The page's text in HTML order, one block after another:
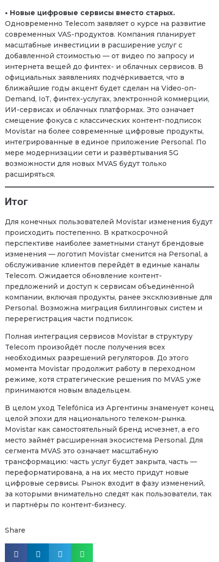
• Новые цифровые сервисы вместо старых.
Одновременно Telecom заявляет о курсе на развитие
современных VAS-продуктов. Компания планирует
масштабные инвестиции в расширение услуг с
добавленной стоимостью — от видео по запросу и
интернета вещей до финтех- и облачных сервисов. В
официальных заявлениях подчёркивается, что в
ближайшие годы акцент будет сделан на Video-on-
Demand, IoT, финтех-услугах, электронной коммерции,
ИИ-сервисах и облачных платформах. Это означает
смещение фокуса с классических контент-подписок
Movistar на более современные цифровые продукты,
интегрированные в единое приложение Personal. По
мере модернизации сети и развёртывания 5G
возможности для новых MVAS будут только
расширяться.
Итог
Для конечных пользователей Movistar изменения будут
происходить постепенно. В краткосрочной
перспективе наиболее заметными станут брендовые
изменения — логотип Movistar сменится на Personal, а
обслуживание клиентов перейдёт в единые каналы
Telecom. Ожидается обновление контент-
предложений и доступ к сервисам объединённой
компании, включая продукты, ранее эксклюзивные для
Personal. Возможна миграция биллинговых систем и
перерегистрация части подписок.
Полная интеграция сервисов Movistar в структуру
Telecom произойдёт после получения всех
необходимых разрешений регуляторов. До этого
момента Movistar продолжит работу в переходном
режиме, хотя стратегические решения по MVAS уже
принимаются новым владельцем.
В целом уход Telefónica из Аргентины знаменует конец
целой эпохи для национального телеком-рынка.
Movistar как самостоятельный бренд исчезнет, а его
место займёт расширенная экосистема Personal. Для
сегмента MVAS это означает масштабную
трансформацию: часть услуг будет закрыта, часть —
переформатирована, а на их место придут новые
цифровые сервисы. Рынок входит в фазу изменений,
за которыми внимательно следят как пользователи, так
и партнёры по контент-бизнесу.
Share